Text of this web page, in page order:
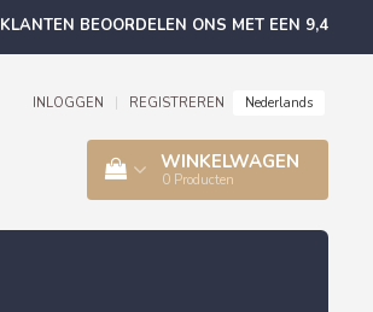
KLANTEN BEOORDELEN ONS MET EEN 9,4
INLOGGEN REGISTREREN Nederlands
WINKELWAGEN
0 Producten